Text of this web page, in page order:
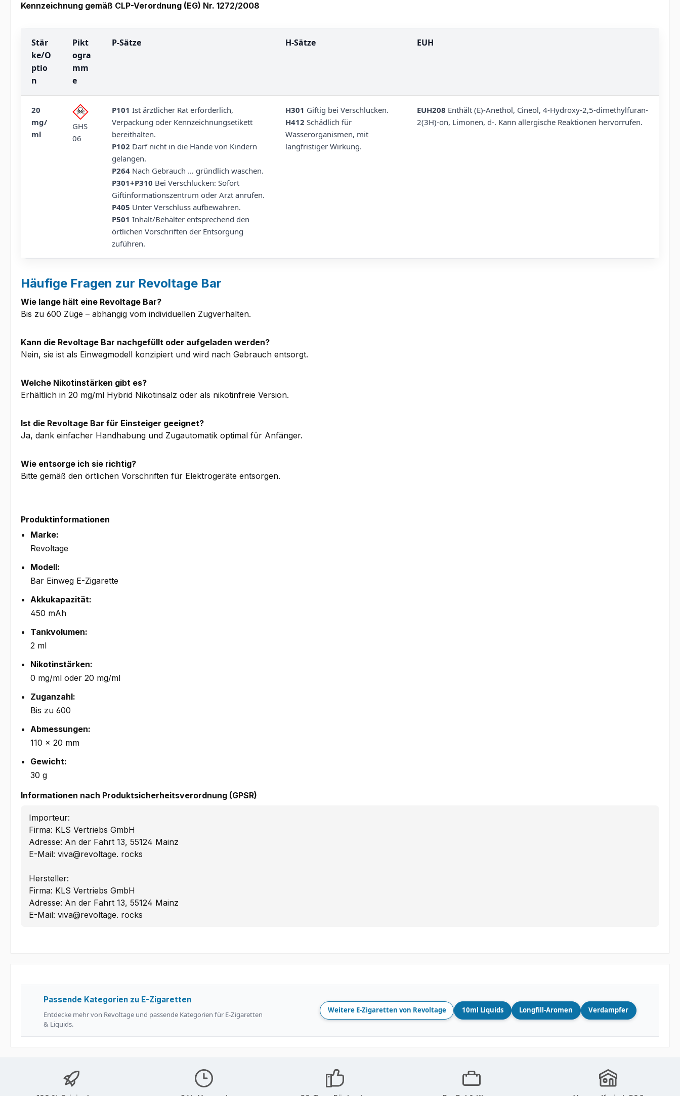
Kennzeichnung gemäß CLP-Verordnung (EG) Nr. 1272/2008
Stär
ke/O
ptio
n
Pikt
ogra
mm
e
P-Sätze H-Sätze EUH
20
mg/
ml
GHS
06
P101 Ist ärztlicher Rat erforderlich,
Verpackung oder Kennzeichnungsetikett
bereithalten.
P102 Darf nicht in die Hände von Kindern
gelangen.
P264 Nach Gebrauch … gründlich waschen.
P301+P310 Bei Verschlucken: Sofort
Giftinformationszentrum oder Arzt anrufen.
P405 Unter Verschluss aufbewahren.
P501 Inhalt/Behälter entsprechend den
örtlichen Vorschriften der Entsorgung
zuführen.
H301 Giftig bei Verschlucken.
H412 Schädlich für
Wasserorganismen, mit
langfristiger Wirkung.
EUH208 Enthält (E)-Anethol, Cineol, 4-Hydroxy-2,5-dimethylfuran-
2(3H)-on, Limonen, d-. Kann allergische Reaktionen hervorrufen.
Häufige Fragen zur Revoltage Bar
Wie lange hält eine Revoltage Bar?
Bis zu 600 Züge – abhängig vom individuellen Zugverhalten.
Kann die Revoltage Bar nachgefüllt oder aufgeladen werden?
Nein, sie ist als Einwegmodell konzipiert und wird nach Gebrauch entsorgt.
Welche Nikotinstärken gibt es?
Erhältlich in 20 mg/ml Hybrid Nikotinsalz oder als nikotinfreie Version.
Ist die Revoltage Bar für Einsteiger geeignet?
Ja, dank einfacher Handhabung und Zugautomatik optimal für Anfänger.
Wie entsorge ich sie richtig?
Bitte gemäß den örtlichen Vorschriften für Elektrogeräte entsorgen.
Produktinformationen
Marke:
Revoltage
Modell:
Bar Einweg E-Zigarette
Akkukapazität:
450 mAh
Tankvolumen:
2 ml
Nikotinstärken:
0 mg/ml oder 20 mg/ml
Zuganzahl:
Bis zu 600
Abmessungen:
110 × 20 mm
Gewicht:
30 g
Informationen nach Produktsicherheitsverordnung (GPSR)
Importeur:
Firma: KLS Vertriebs GmbH
Adresse: An der Fahrt 13, 55124 Mainz
E-Mail: viva@revoltage. rocks
Hersteller:
Firma: KLS Vertriebs GmbH
Adresse: An der Fahrt 13, 55124 Mainz
E-Mail: viva@revoltage. rocks
Passende Kategorien zu E-Zigaretten
Entdecke mehr von Revoltage und passende Kategorien für E-Zigaretten
& Liquids.
Weitere E-Zigaretten von Revoltage 10ml Liquids Longfill-Aromen Verdampfer